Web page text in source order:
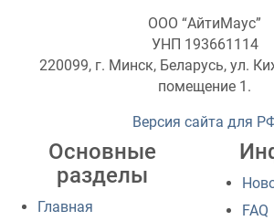
ООО “АйтиМаус”
УНП 193661114
220099, г. Минск, Беларусь, ул.
помещение 1.
Версия сайта для
Основные
разделы
Главная
FAQ